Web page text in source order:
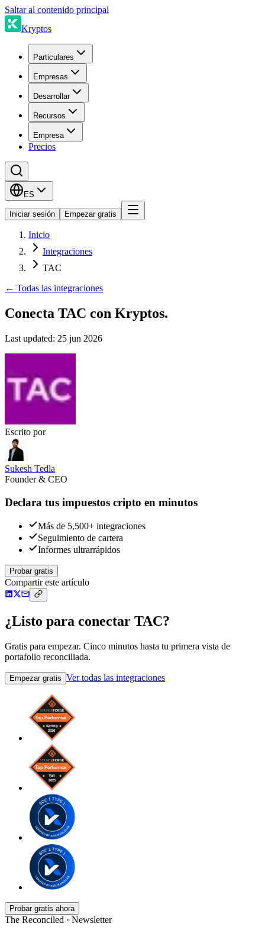
Saltar al contenido principal
Kryptos
Particulares
Empresas
Desarrollar
Recursos
Empresa
Precios
ES
Iniciar sesión Empezar gratis
Inicio
Integraciones
TAC
← Todas las integraciones
Conecta TAC con Kryptos.
Last updated: 25 jun 2026
Escrito por
Sukesh Tedla
Founder & CEO
Declara tus impuestos cripto en minutos
Más de 5,500+ integraciones
Seguimiento de cartera
Informes ultrarrápidos
Probar gratis
Compartir este artículo
¿Listo para conectar TAC?
Gratis para empezar. Cinco minutos hasta tu primera vista de
portafolio reconciliada.
Empezar gratis Ver todas las integraciones
Probar gratis ahora
The Reconciled · Newsletter